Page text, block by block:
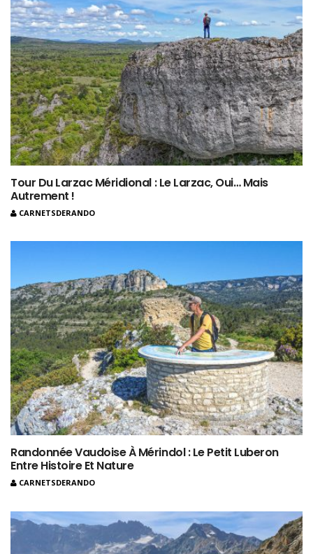
Tour Du Larzac Méridional : Le Larzac, Oui… Mais
Autrement !
CARNETSDERANDO
Randonnée Vaudoise À Mérindol : Le Petit Luberon
Entre Histoire Et Nature
CARNETSDERANDO